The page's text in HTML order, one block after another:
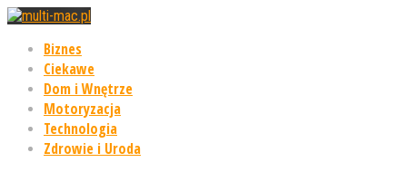
Biznes
Ciekawe
Dom i Wnętrze
Motoryzacja
Technologia
Zdrowie i Uroda